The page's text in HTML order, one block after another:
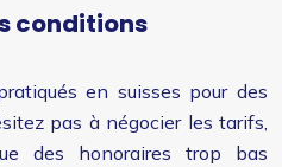
conditions
en suisses pour des
pas à négocier les tarifs,
des honoraires trop bas